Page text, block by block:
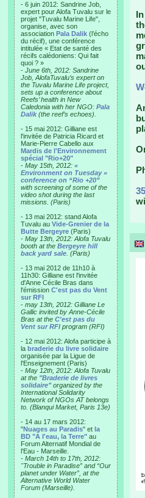
- 6 juin 2012: Sandrine Job,
expert pour Alofa Tuvalu sur le
projet "Tuvalu Marine Life",
organise, avec son
association Pala Dalik (l’écho
du récif), une conférence
intitulée « Etat de santé des
récifs calédoniens: Qui fait
quoi ? »
- June 6th, 2012: Sandrine
Job, AlofaTuvalu’s expert on
the Tuvalu Marine Life project,
sets up a conference about
Reefs’ health in New
Caledonia with her NGO: Pala
Dalik (the reef’s echoes).
- 15 mai 2012: Gilliane est
l'invitée de Patricia Ricard et
Marie-Pierre Cabello aux
Mardis de l'Environnement
spécial "Rio+20"
- May 15th, 2012: «
Environment on Tuesday »
conference on “Rio +20”
with screening of some of the
video shot during the last
missions. (Paris)
- 13 mai 2012: stand Alofa
Tuvalu au Vide-Grenier de la
Butte Bergeyre (Paris)
- May 13th, 2012: Alofa Tuvalu
booth at the Bergeyre hill
back yard sale . (Paris)
- 13 mai 2012 de 11h10 à
11h30: Gilliane est l'invitée
d'Anne Cécile Bras dans
l'émission C'est pas du Vent
sur RFI
- may 13th, 2012: Gilliane Le
Gallic invited by Anne-Cécile
Bras at the C'est pas du
Vent sur RFI program (RFI)
- 12 mai 2012: Alofa participe à
la braderie du livre solidaire
organisée par la Ligue de
l'Enseignement (Paris)
- May 12th, 2012: Alofa Tuvalu
at the "Braderie de livres
solidaire"organized by the
International Solidarity
Network of NGOs AT belongs
to. (Blanqui Market, Paris 13e)
- 14 au 17 mars 2012:
"Nuages au Paradis" et la
BD "A l'eau, la Terre" au
Forum Alternatif Mondial de
l'Eau - Marseille.
- March 14th to 17th, 2012:
"Trouble in Paradise” and “Our
planet under Water”, at the
Alternative World Water
Forum (Marseille).